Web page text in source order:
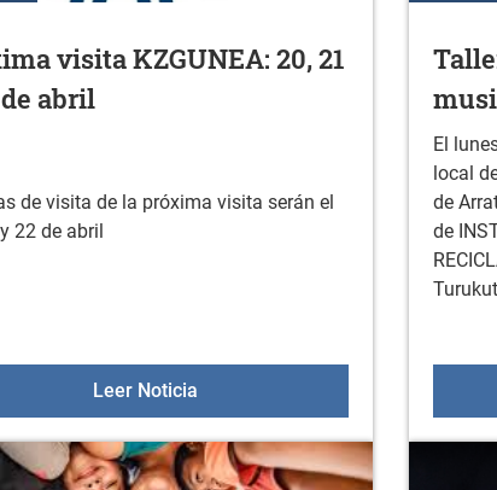
visita KZGUNEA: 20, 21
abril
de visita de la próxima visita serán el
22 de abril
Leer Noticia Próxima visita KZGUNEA: 20, 21
El
local
de
de